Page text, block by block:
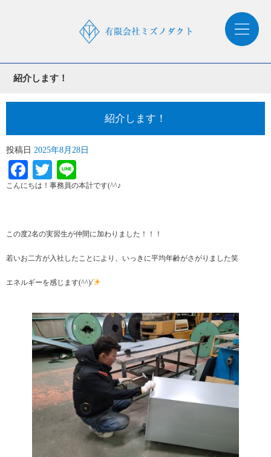
紹介します！
紹介します！
投稿日 2025年8月28日
Facebook
Twitter
こんにちは！事務員の本計です(^^♪
この度2名の実習生が仲間に加わりました！！！
若いお二方が入社したことにより、いっきに平均年齢がさがりました笑
エネルギーを感じます(^^)/